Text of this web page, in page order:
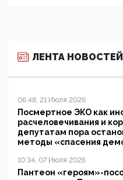
ЛЕНТА НОВОСТЕЙ
06:48, 21 Июля 2026
Посмертное ЭКО как
расчеловечивания и
депутатам пора
методы «спасения
10:34, 07 Июля 2026
Пантеон «героям»-